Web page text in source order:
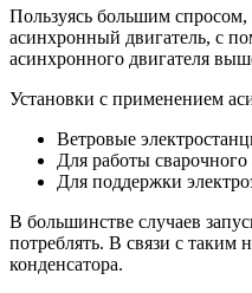
Пользуясь большим спросом,
асинхронный двигатель, с
асинхронного двигателя
Установки с применением
Ветровые
Для работы сварочного
Для поддержки
В большинстве случаев
потреблять. В связи с таким
конденсатора.